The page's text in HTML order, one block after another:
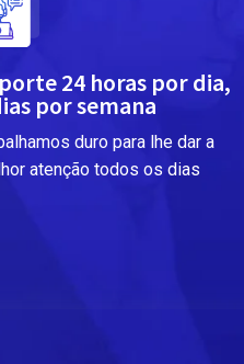
24 horas por dia,
por semana
duro para lhe dar a
atenção todos os dias